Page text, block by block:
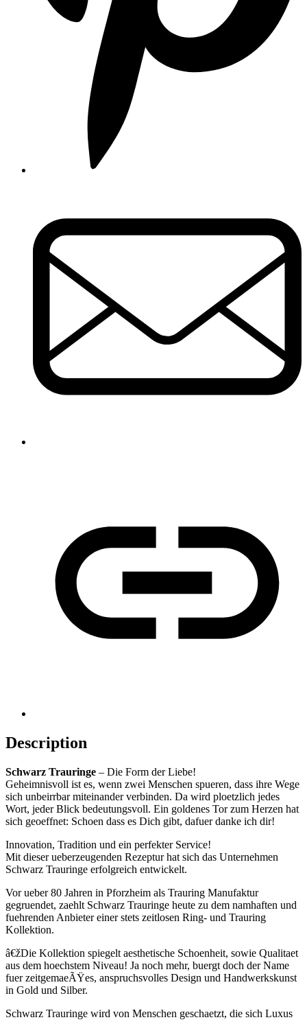
Description
Schwarz Trauringe – Die Form der Liebe!
Geheimnisvoll ist es, wenn zwei Menschen spueren, dass ihre Wege
sich unbeirrbar miteinander verbinden. Da wird ploetzlich jedes
Wort, jeder Blick bedeutungsvoll. Ein goldenes Tor zum Herzen hat
sich geoeffnet: Schoen dass es Dich gibt, dafuer danke ich dir!
Innovation, Tradition und ein perfekter Service!
Mit dieser ueberzeugenden Rezeptur hat sich das Unternehmen
Schwarz Trauringe erfolgreich entwickelt.
Vor ueber 80 Jahren in Pforzheim als Trauring Manufaktur
gegruendet, zaehlt Schwarz Trauringe heute zu dem namhaften und
fuehrenden Anbieter einer stets zeitlosen Ring- und Trauring
Kollektion.
â€žDie Kollektion spiegelt aesthetische Schoenheit, sowie Qualitaet
aus dem hoechstem Niveau! Ja noch mehr, buergt doch der Name
fuer zeitgemaeÃŸes, anspruchsvolles Design und Handwerkskunst
in Gold und Silber.
Schwarz Trauringe wird von Menschen geschaetzt, die sich Luxus